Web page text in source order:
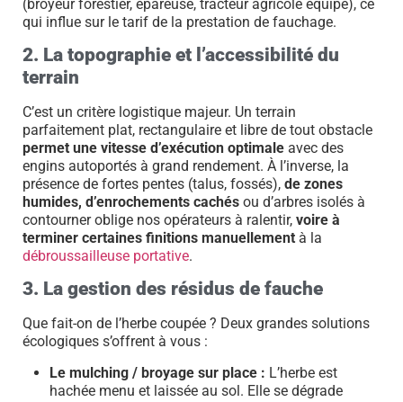
(broyeur forestier, épareuse, tracteur agricole équipé), ce
qui influe sur le tarif de la prestation de fauchage.
2. La topographie et l’accessibilité du
terrain
C’est un critère logistique majeur. Un terrain
parfaitement plat, rectangulaire et libre de tout obstacle
permet une vitesse d’exécution optimale avec des
engins autoportés à grand rendement. À l’inverse, la
présence de fortes pentes (talus, fossés), de zones
humides, d’enrochements cachés ou d’arbres isolés à
contourner oblige nos opérateurs à ralentir, voire à
terminer certaines finitions manuellement à la
débroussailleuse portative.
3. La gestion des résidus de fauche
Que fait-on de l’herbe coupée ? Deux grandes solutions
écologiques s’offrent à vous :
Le mulching / broyage sur place : L’herbe est
hachée menu et laissée au sol. Elle se dégrade